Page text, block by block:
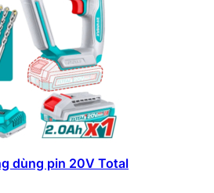
dùng pin 20V Total